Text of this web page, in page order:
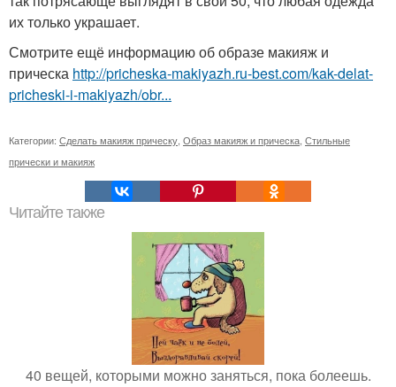
их только украшает.
Смотрите ещё информацию об образе макияж и
прическа http://pricheska-makiyazh.ru-best.com/kak-delat-
pricheski-i-makiyazh/obr...
Категории: Сделать макияж прическу, Образ макияж и прическа, Стильные
прически и макияж
Читайте также
40 вещей, которыми можно заняться, пока болеешь.